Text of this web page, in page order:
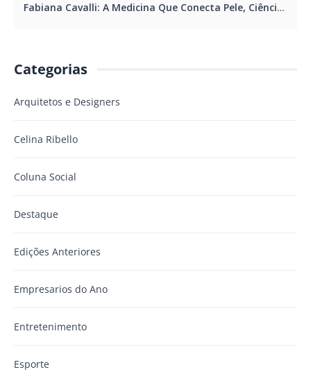
Fabiana Cavalli: A Medicina Que Conecta Pele, Ciência e Essência Humana
Categorias
Arquitetos e Designers
Celina Ribello
Coluna Social
Destaque
Edições Anteriores
Empresarios do Ano
Entretenimento
Esporte